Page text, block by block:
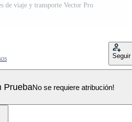
de viaje y transporte Vector Pro
Seguir
PruebaNo se requiere atribución!